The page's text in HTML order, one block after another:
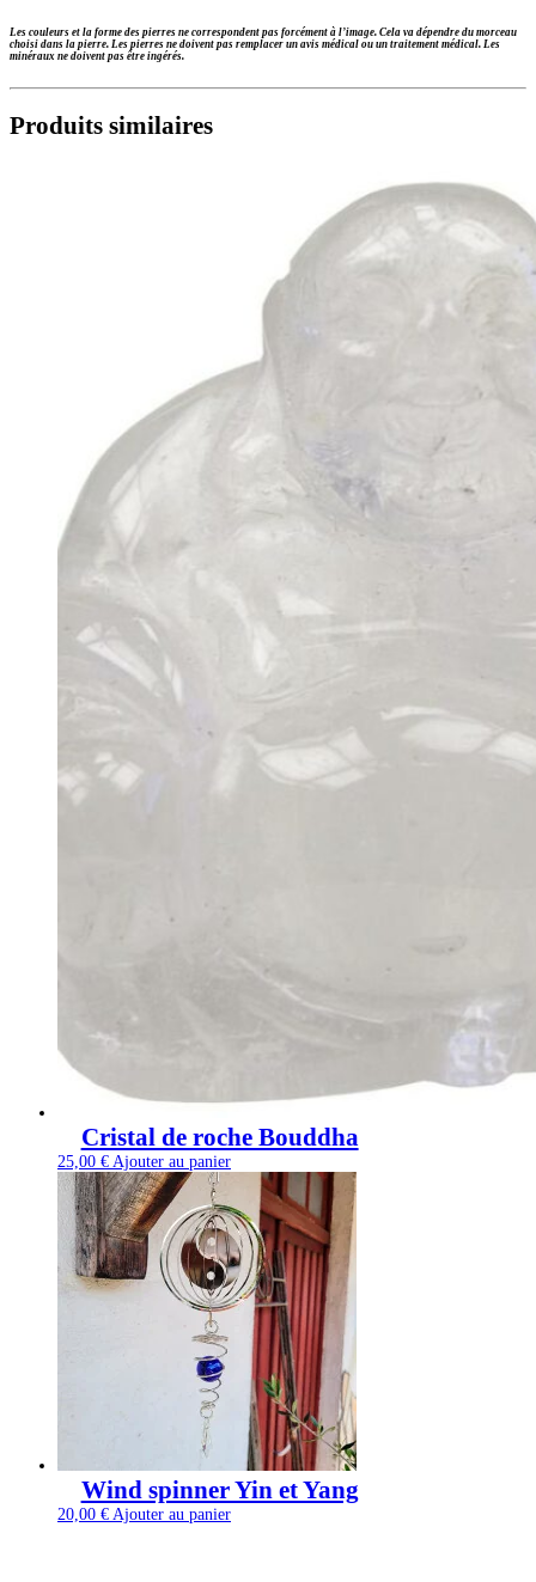
Les couleurs et la forme des pierres ne correspondent pas forcément à l’image. Cela va dépendre du morceau
choisi dans la pierre. Les pierres ne doivent pas remplacer un avis médical ou un traitement médical. Les
minéraux ne doivent pas être ingérés.
Produits similaires
Cristal de roche Bouddha
25,00 € Ajouter au panier
Wind spinner Yin et Yang
20,00 € Ajouter au panier